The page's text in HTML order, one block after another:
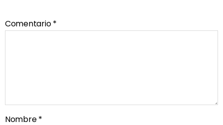
Comentario*
Nombre*